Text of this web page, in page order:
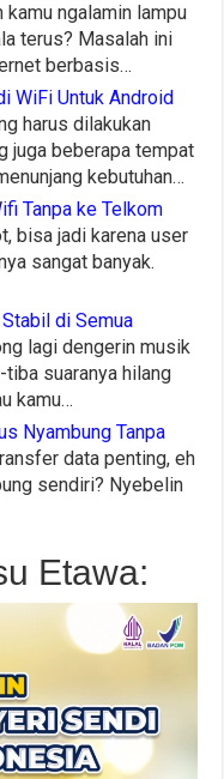
kamu ngalamin lampu
terus? Masalah ini
berbasis…
WiFi Untuk Android
harus dilakukan
juga beberapa tempat
kebutuhan…
Tanpa ke Telkom
bisa jadi karena user
sangat banyak.
di Semua
lagi dengerin musik
suaranya hilang
kamu…
Nyambung Tanpa
data penting, eh
sendiri? Nyebelin
Etawa: